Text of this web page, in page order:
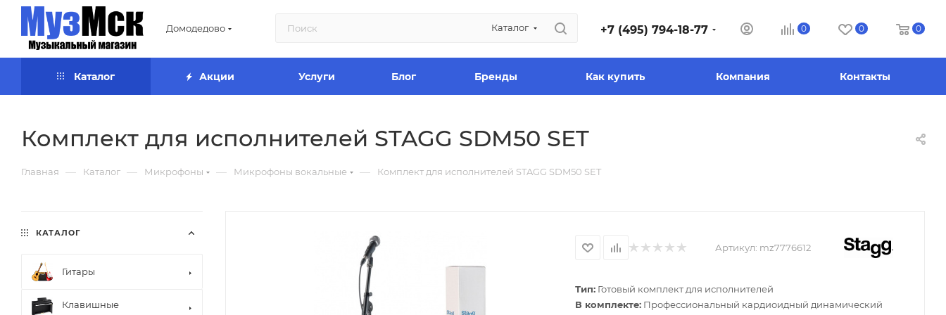
Домодедово Каталог +7 (495) 794-18-77 0 0 0
Каталог Акции Услуги Блог Бренды Как купить Компания Контакты
Комплект для исполнителей STAGG SDM50 SET
Главная — Каталог — Микрофоны — Микрофоны вокальные — Комплект для исполнителей STAGG SDM50 SET
Артикул: mz7776612
Тип: Готовый комплект для исполнителей
В комплекте: Профессиональный кардиоидный динамический
КАТАЛОГ
Гитары
Клавишные